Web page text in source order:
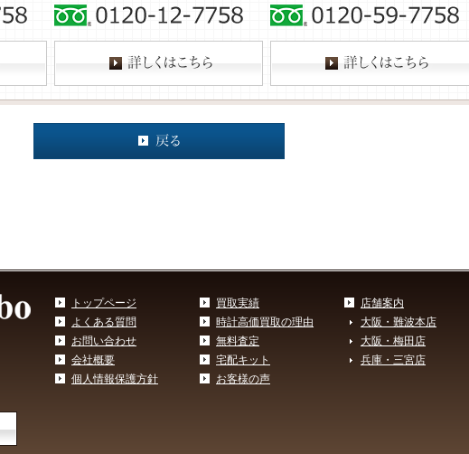
トップページ
よくある質問
お問い合わせ
会社概要
個人情報保護方針
買取実績
時計高価買取の理由
無料査定
宅配キット
お客様の声
店舗案内
大阪・難波本店
大阪・梅田店
兵庫・三宮店